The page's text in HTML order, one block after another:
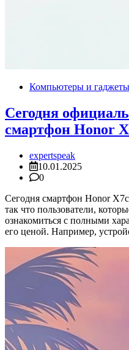
Компьютеры и гаджеты
Сегодня
смартфон Honor
expertspeak
10.01.2025
0
Сегодня смартфон Honor
так что пользователи,
ознакомиться с полными
его ценой. Например,